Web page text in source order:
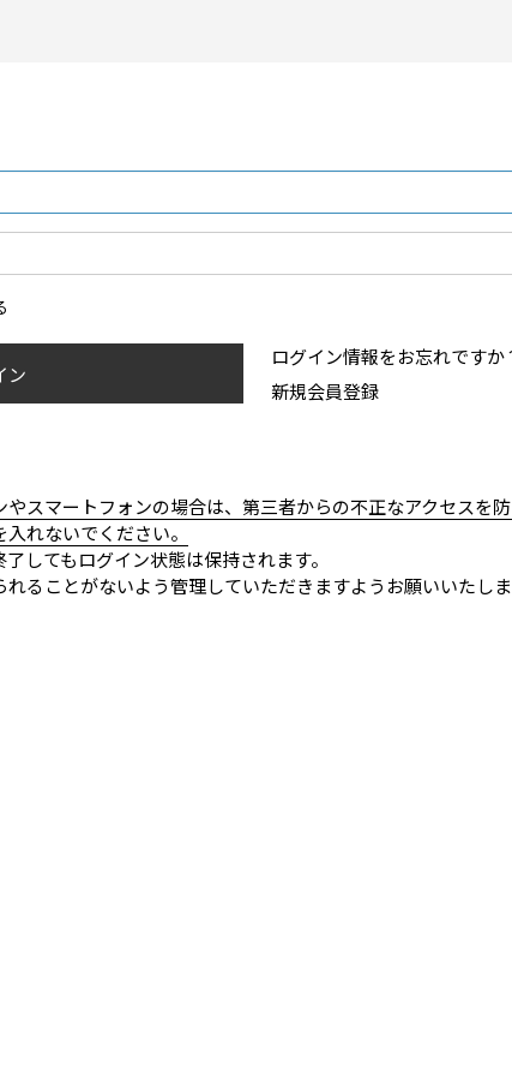
ン
ログイン情報をお忘れですか
新規会員登録
スマートフォンの場合は、第三者からの不正なアクセスを
れないでください。
してもログイン状態は保持されます。
ることがないよう管理していただきますようお願いいたし